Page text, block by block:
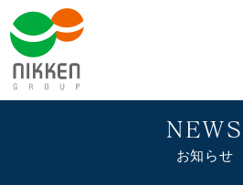
NEWS
お知らせ